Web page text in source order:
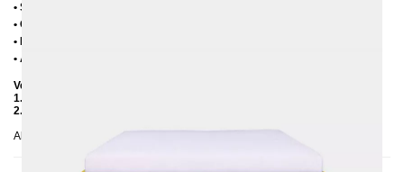
• Sitzhöhe = 25 cm + Höhe Lattenrost + Höhe Matratze
• Ohne Matratze
• Lieferzustand: Zerlegt (in 2 Kartons)
• Andere RAL-Farben auf Anfrage möglich
Verpackungsdetails
1. Karton: 210x80x2030 mm, ≈ 20 kg
2. Karton: 1700x420x100 mm, ≈ 25 kg
Abgebildet: 160x200, Einlegetiefe 10 cm, alle Farben